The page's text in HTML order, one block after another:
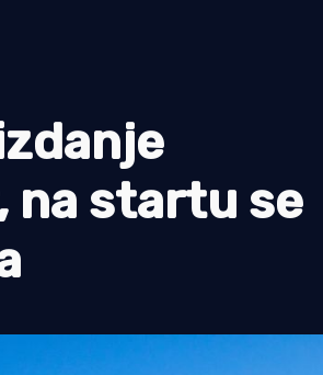
na startu se